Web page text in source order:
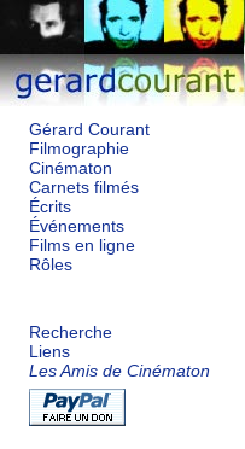
Gérard Courant
Filmographie
Cinématon
Carnets filmés
Écrits
Événements
Films en ligne
Rôles
Recherche
Liens
Les Amis de Cinématon